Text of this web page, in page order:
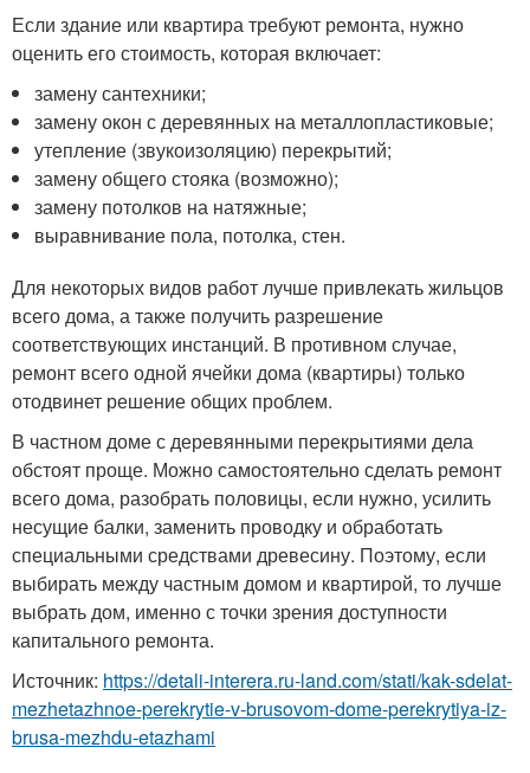
Если здание или квартира требуют ремонта, нужно
оценить его стоимость, которая включает:
замену сантехники;
замену окон с деревянных на металлопластиковые;
утепление (звукоизоляцию) перекрытий;
замену общего стояка (возможно);
замену потолков на натяжные;
выравнивание пола, потолка, стен.
Для некоторых видов работ лучше привлекать жильцов
всего дома, а также получить разрешение
соответствующих инстанций. В противном случае,
ремонт всего одной ячейки дома (квартиры) только
отодвинет решение общих проблем.
В частном доме с деревянными перекрытиями дела
обстоят проще. Можно самостоятельно сделать ремонт
всего дома, разобрать половицы, если нужно, усилить
несущие балки, заменить проводку и обработать
специальными средствами древесину. Поэтому, если
выбирать между частным домом и квартирой, то лучше
выбрать дом, именно с точки зрения доступности
капитального ремонта.
Источник: https://detali-interera.ru-land.com/stati/kak-sdelat-
mezhetazhnoe-perekrytie-v-brusovom-dome-perekrytiya-iz-
brusa-mezhdu-etazhami